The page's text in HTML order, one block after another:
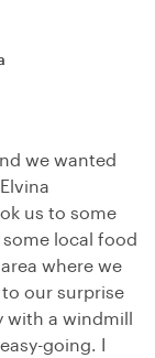
we wanted
us to some
local food
where we
our surprise
with a windmill
going. I